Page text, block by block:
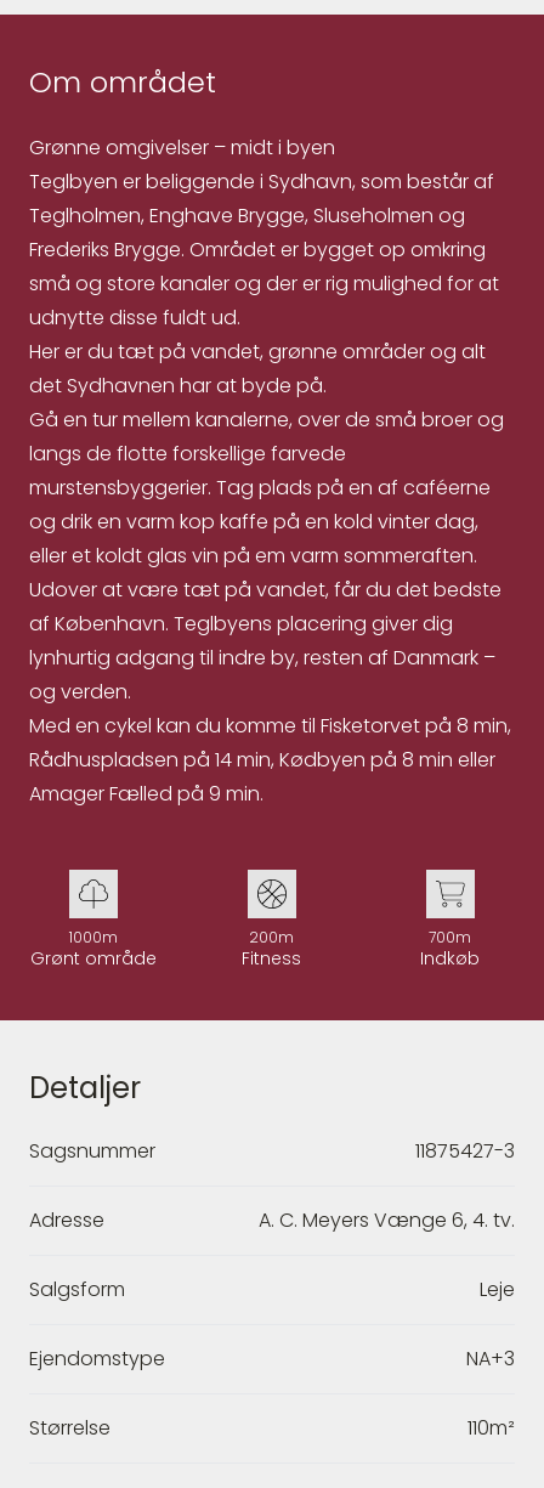
Om området
Grønne omgivelser – midt i byen
Teglbyen er beliggende i Sydhavn, som består af
Teglholmen, Enghave Brygge, Sluseholmen og
Frederiks Brygge. Området er bygget op omkring
små og store kanaler og der er rig mulighed for at
udnytte disse fuldt ud.
Her er du tæt på vandet, grønne områder og alt
det Sydhavnen har at byde på.
Gå en tur mellem kanalerne, over de små broer og
langs de flotte forskellige farvede
murstensbyggerier. Tag plads på en af caféerne
og drik en varm kop kaffe på en kold vinter dag,
eller et koldt glas vin på em varm sommeraften.
Udover at være tæt på vandet, får du det bedste
af København. Teglbyens placering giver dig
lynhurtig adgang til indre by, resten af Danmark –
og verden.
Med en cykel kan du komme til Fisketorvet på 8 min,
Rådhuspladsen på 14 min, Kødbyen på 8 min eller
Amager Fælled på 9 min.
1000m
Grønt område
200m
Fitness
700m
Indkøb
Detaljer
Sagsnummer 11875427-3
Adresse A. C. Meyers Vænge 6, 4. tv.
Salgsform Leje
Ejendomstype NA+3
Størrelse 110m²